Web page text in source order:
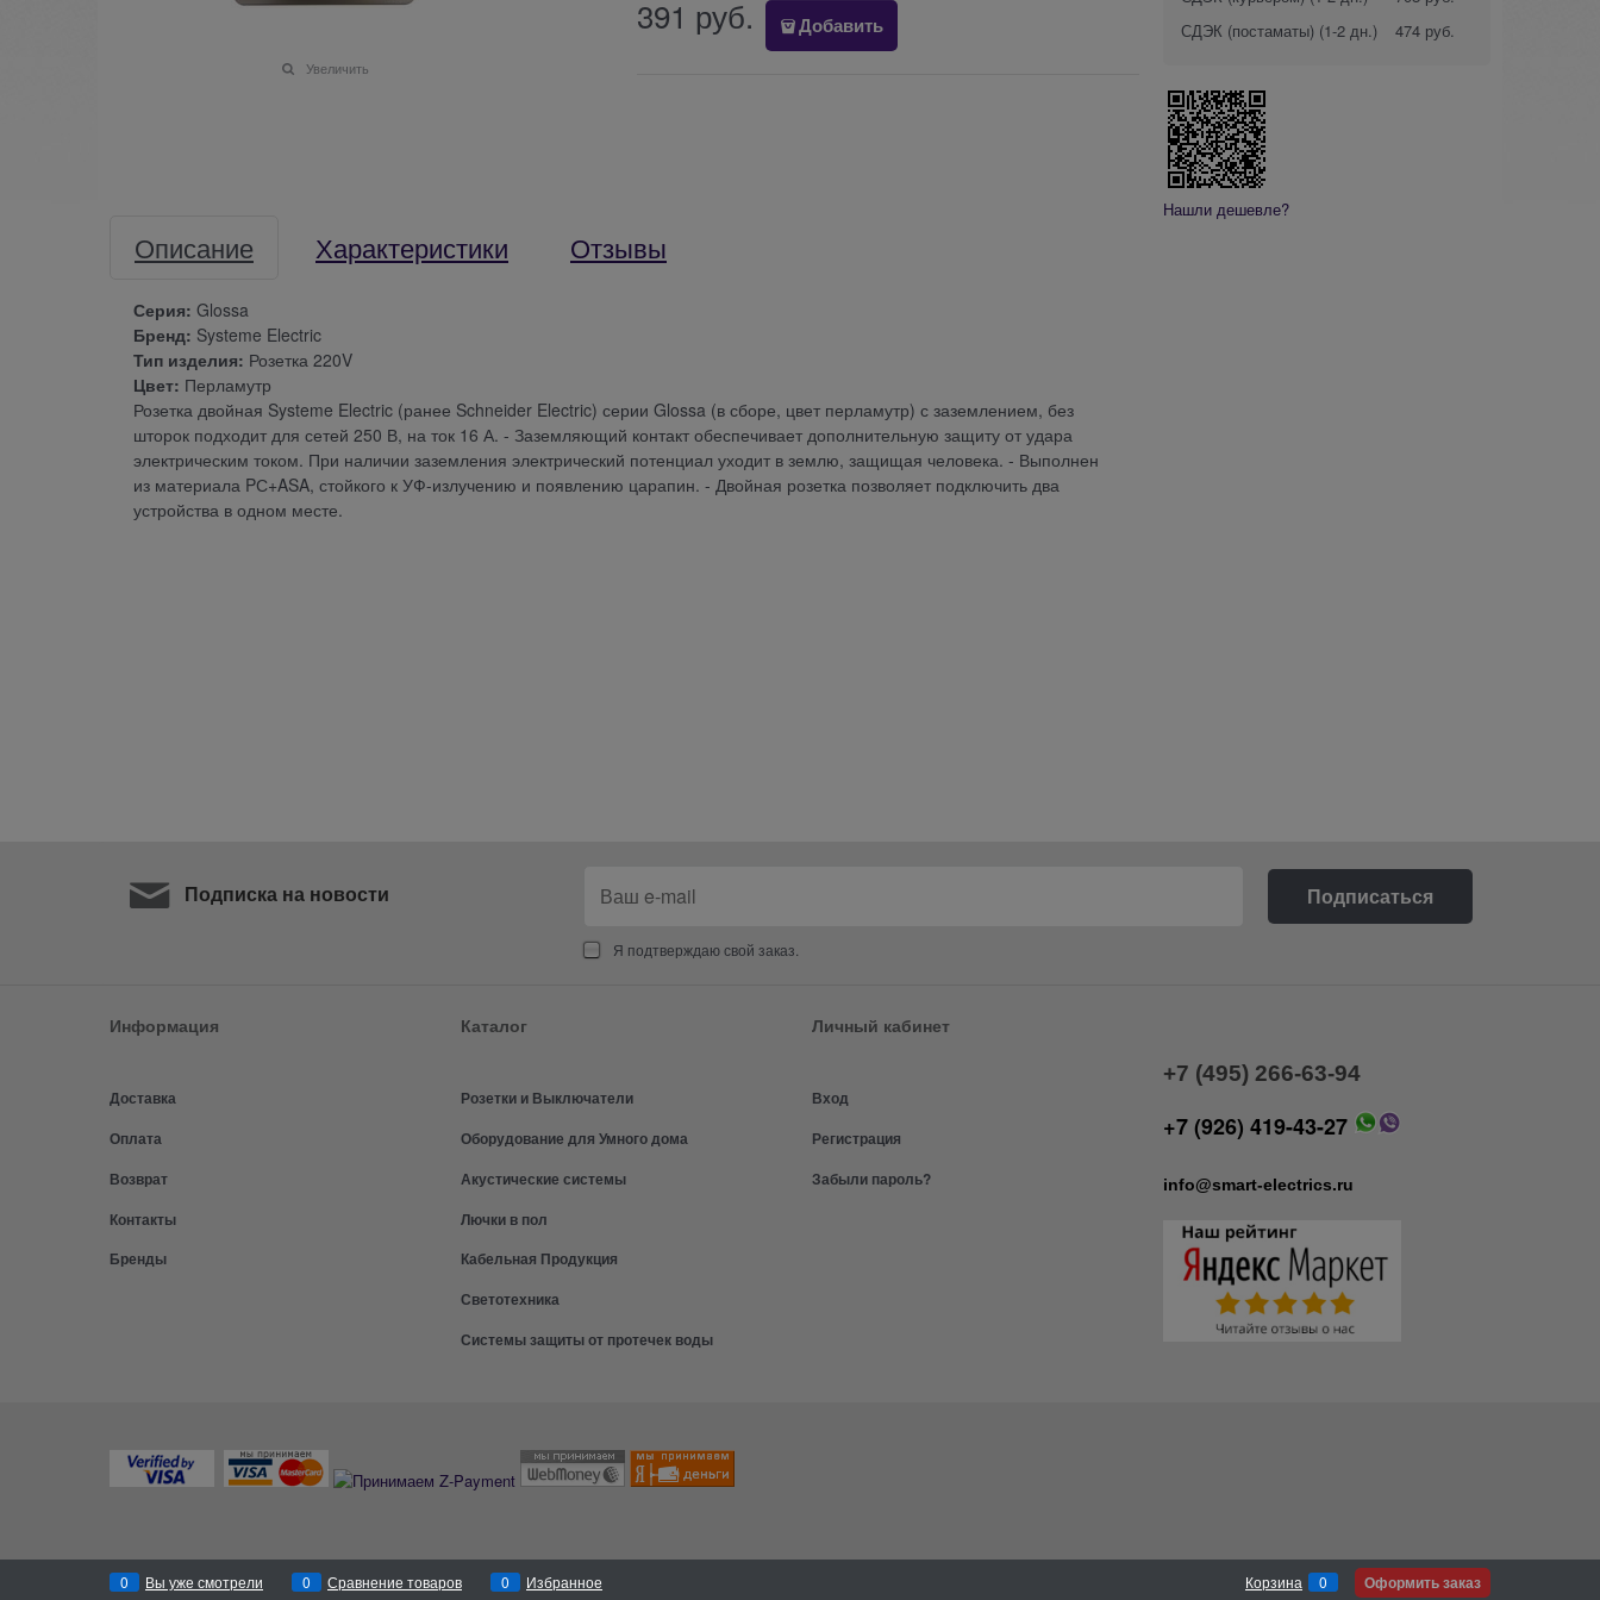
Увеличить
391 руб. Добавить
Описание Характеристики Отзывы
Серия: Glossa
Бренд: Systeme Electric
Тип изделия: Розетка 220V
Цвет: Перламутр
Розетка двойная Systeme Electric (ранее Schneider Electric) серии Glossa (в сборе, цвет перламутр) с заземлением, без
шторок подходит для сетей 250 В, на ток 16 А. - Заземляющий контакт обеспечивает дополнительную защиту от удара
электрическим током. При наличии заземления электрический потенциал уходит в землю, защищая человека. - Выполнен
из материала PС+ASA, стойкого к УФ-излучению и появлению царапин. - Двойная розетка позволяет подключить два
устройства в одном месте.
СДЭК (постаматы) (1-2 дн.) 474 руб.
Нашли дешевле?
Подписка на новости
Я подтверждаю свой заказ.
Информация
Доставка
Оплата
Возврат
Контакты
Бренды
Каталог
Розетки и Выключатели
Оборудование для Умного дома
Акустические системы
Лючки в пол
Кабельная Продукция
Светотехника
Системы защиты от протечек воды
Личный кабинет
Вход
Регистрация
Забыли пароль?
+7 (495) 266-63-94
+7 (926) 419-43-27
info@smart-electrics.ru
0 Вы уже смотрели 0 Сравнение товаров 0 Избранное Корзина 0 Оформить заказ